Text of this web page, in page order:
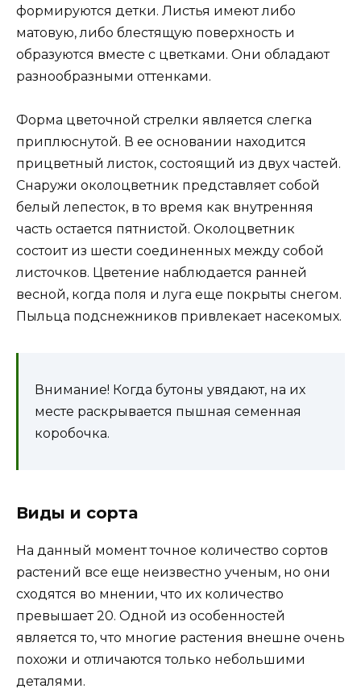
формируются детки. Листья имеют либо
матовую, либо блестящую поверхность и
образуются вместе с цветками. Они обладают
разнообразными оттенками.
Форма цветочной стрелки является слегка
приплюснутой. В ее основании находится
прицветный листок, состоящий из двух частей.
Снаружи околоцветник представляет собой
белый лепесток, в то время как внутренняя
часть остается пятнистой. Околоцветник
состоит из шести соединенных между собой
листочков. Цветение наблюдается ранней
весной, когда поля и луга еще покрыты снегом.
Пыльца подснежников привлекает насекомых.
Внимание! Когда бутоны увядают, на их
месте раскрывается пышная семенная
коробочка.
Виды и сорта
На данный момент точное количество сортов
растений все еще неизвестно ученым, но они
сходятся во мнении, что их количество
превышает 20. Одной из особенностей
является то, что многие растения внешне очень
похожи и отличаются только небольшими
деталями.